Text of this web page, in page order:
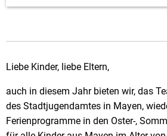
Liebe Kinder, liebe Eltern,
auch in diesem Jahr bieten wir, das
des Stadtjugendamtes in Mayen,
Ferienprogramme in den Oster-,